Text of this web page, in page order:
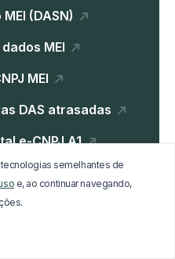
(DASN)
MEI
MEI
DAS atrasadas
e-CNPJ A1
Ativa
semelhantes de
e, ao continuar navegando,